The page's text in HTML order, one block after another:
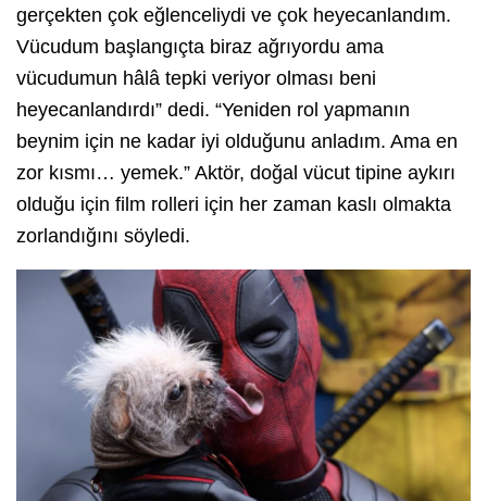
gerçekten çok eğlenceliydi ve çok heyecanlandım.
Vücudum başlangıçta biraz ağrıyordu ama
vücudumun hâlâ tepki veriyor olması beni
heyecanlandırdı” dedi. “Yeniden rol yapmanın
beynim için ne kadar iyi olduğunu anladım. Ama en
zor kısmı… yemek.” Aktör, doğal vücut tipine aykırı
olduğu için film rolleri için her zaman kaslı olmakta
zorlandığını söyledi.